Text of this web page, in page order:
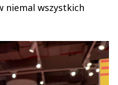
niemal wszystkich